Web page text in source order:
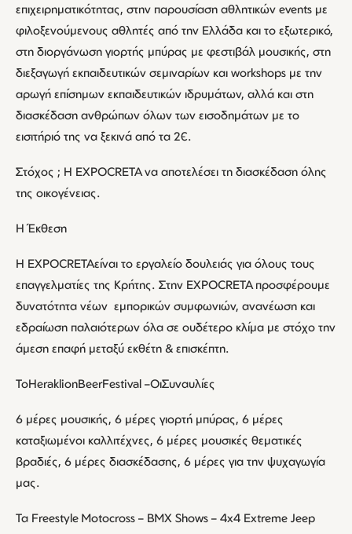
επιχειρηματικότητας, στην παρουσίαση αθλητικών events με
φιλοξενούμενους αθλητές από την Ελλάδα και το εξωτερικό,
στη διοργάνωση γιορτής μπύρας με φεστιβάλ μουσικής, στη
διεξαγωγή εκπαιδευτικών σεμιναρίων και workshops με την
αρωγή επίσημων εκπαιδευτικών ιδρυμάτων, αλλά και στη
διασκέδαση ανθρώπων όλων των εισοδημάτων με το
εισιτήριό της να ξεκινά από τα 2€.
Στόχος ; Η EXPOCRETA να αποτελέσει τη διασκέδαση όλης
της οικογένειας.
Η Έκθεση
Η EXPOCRETAείναι το εργαλείο δουλειάς για όλους τους
επαγγελματίες της Κρήτης. Στην EXPOCRETA προσφέρουμε
δυνατότητα νέων εμπορικών συμφωνιών, ανανέωση και
εδραίωση παλαιότερων όλα σε ουδέτερο κλίμα με στόχο την
άμεση επαφή μεταξύ εκθέτη & επισκέπτη.
ΤοHeraklionBeerFestival –ΟιΣυναυλίες
6 μέρες μουσικής, 6 μέρες γιορτή μπύρας, 6 μέρες
καταξιωμένοι καλλιτέχνες, 6 μέρες μουσικές θεματικές
βραδιές, 6 μέρες διασκέδασης, 6 μέρες για την ψυχαγωγία
μας.
Τα Freestyle Motocross – BMX Shows – 4x4 Extreme Jeep